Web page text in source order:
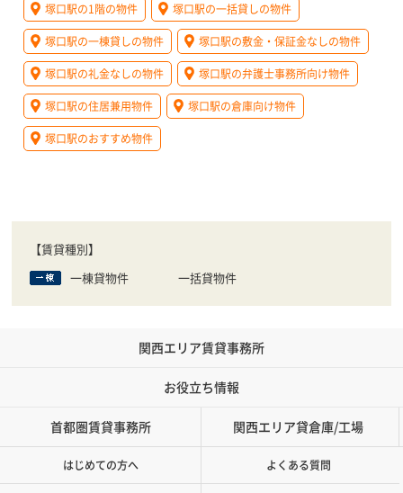
塚口駅の1階の物件 塚口駅の一括貸しの物件
塚口駅の一棟貸しの物件 塚口駅の敷金・保証金なしの物件
塚口駅の礼金なしの物件 塚口駅の弁護士事務所向け物件
塚口駅の住居兼用物件 塚口駅の倉庫向け物件
塚口駅のおすすめ物件
【賃貸種別】
一棟貸物件
一括貸物件
関西エリア賃貸事務所
お役立ち情報
首都圏賃貸事務所 関西エリア貸倉庫/工場
はじめての方へ よくある質問